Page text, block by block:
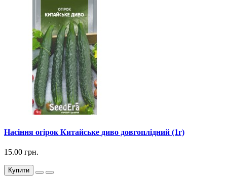
Насіння огірок Китайське диво довгоплідний (1г)
15.00 грн.
Купити